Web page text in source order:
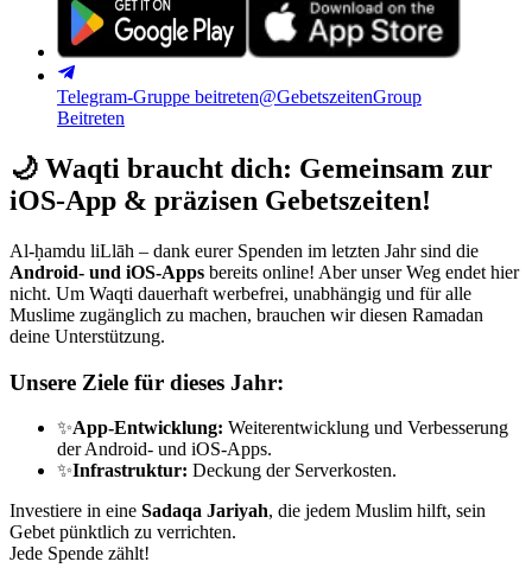
Telegram-Gruppe beitreten@GebetszeitenGroup
Beitreten
🌙 Waqti braucht dich: Gemeinsam zur
iOS-App & präzisen Gebetszeiten!
Al-ḥamdu liLlāh – dank eurer Spenden im letzten Jahr sind die
Android- und iOS-Apps bereits online! Aber unser Weg endet hier
nicht. Um Waqti dauerhaft werbefrei, unabhängig und für alle
Muslime zugänglich zu machen, brauchen wir diesen Ramadan
deine Unterstützung.
Unsere Ziele für dieses Jahr:
✨App-Entwicklung: Weiterentwicklung und Verbesserung
der Android- und iOS-Apps.
✨Infrastruktur: Deckung der Serverkosten.
Investiere in eine Sadaqa Jariyah, die jedem Muslim hilft, sein
Gebet pünktlich zu verrichten.
Jede Spende zählt!